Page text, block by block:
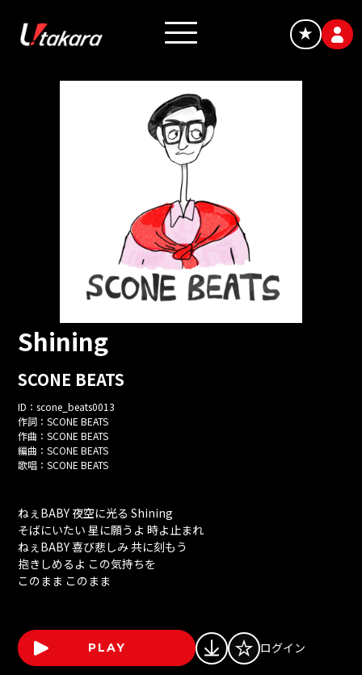
★
Shining
SCONE BEATS
ID：scone_beats0013
作詞：SCONE BEATS
作曲：SCONE BEATS
編曲：SCONE BEATS
歌唱：SCONE BEATS
ねぇBABY 夜空に光る Shining
そばにいたい 星に願うよ 時よ止まれ
ねぇBABY 喜び悲しみ 共に刻もう
抱きしめるよ この気持ちを
このまま このまま
PLAY ログイン